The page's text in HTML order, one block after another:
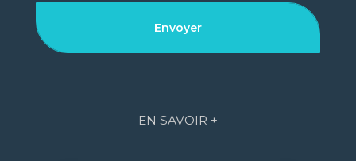
EN SAVOIR +